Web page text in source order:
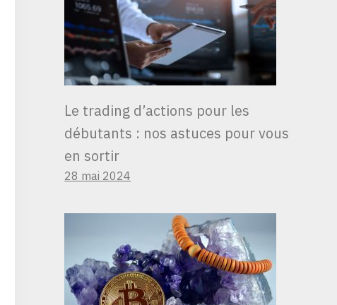
Le trading d’actions pour les
débutants : nos astuces pour vous
en sortir
28 mai 2024